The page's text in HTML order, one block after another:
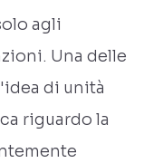
agli
Una delle
di unità
riguardo la